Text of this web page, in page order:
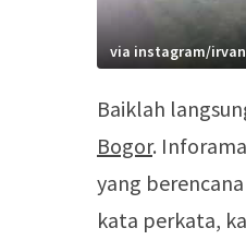
via instagram/
Baiklah
Bogor.
yang
kata perkata,